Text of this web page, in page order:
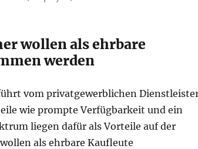
wollen als ehrbare
werden
vom privatgewerblichen
wie prompte Verfügbarkeit und ein
liegen dafür als Vorteile auf der
als ehrbare Kaufleute